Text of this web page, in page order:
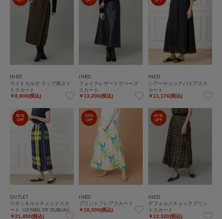
INED
ライトカルゼ ラップ風タイ
トスカート
￥8,800(税込)
INED
フェイクレザートラペーズ
スカート
￥13,200(税込)
INED
シアーチェックバイアスス
カート
￥11,176(税込)
50%
OFF
OUTLET
リネンキルトチェックスカ
ート《O'NEIL OF DUBLIN》
￥21,450(税込)
50%
OFF
INED
プリントフレアスカート
￥16,500(税込)
60%
OFF
INED
デフォルメチェックプリン
トスカート
￥12,320(税込)